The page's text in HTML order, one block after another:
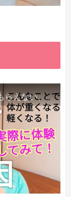
【究極の気付き】病院では教えてもらえない、その長年悩んできた痛み、症状、どうして治らないのか？痛みの正体、実際に今すぐ試して知ってほしい。